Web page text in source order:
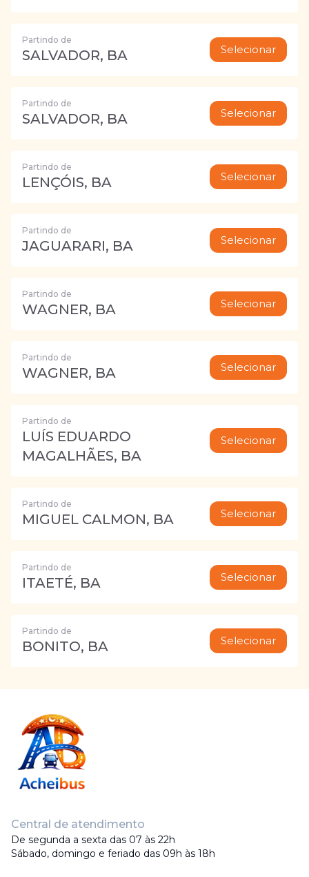
Partindo de
SALVADOR, BA Selecionar
Partindo de
SALVADOR, BA Selecionar
Partindo de
LENÇÓIS, BA Selecionar
Partindo de
JAGUARARI, BA Selecionar
Partindo de
WAGNER, BA Selecionar
Partindo de
WAGNER, BA Selecionar
Partindo de
LUÍS EDUARDO
MAGALHÃES, BA
Selecionar
Partindo de
MIGUEL CALMON, BA Selecionar
Partindo de
ITAETÉ, BA Selecionar
Partindo de
BONITO, BA Selecionar
Central de atendimento
De segunda a sexta das 07 às 22h
Sábado, domingo e feriado das 09h às 18h